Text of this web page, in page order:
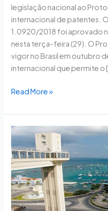
legislação nacional ao
internacional de patentes.
1.0920/2018 foi aprovado
nesta terça-feira (29). O
vigor no Brasil em outubro
internacional que permite o
Read More »
Senado
autoriza
empréstimo
junto
ao
Bird
para